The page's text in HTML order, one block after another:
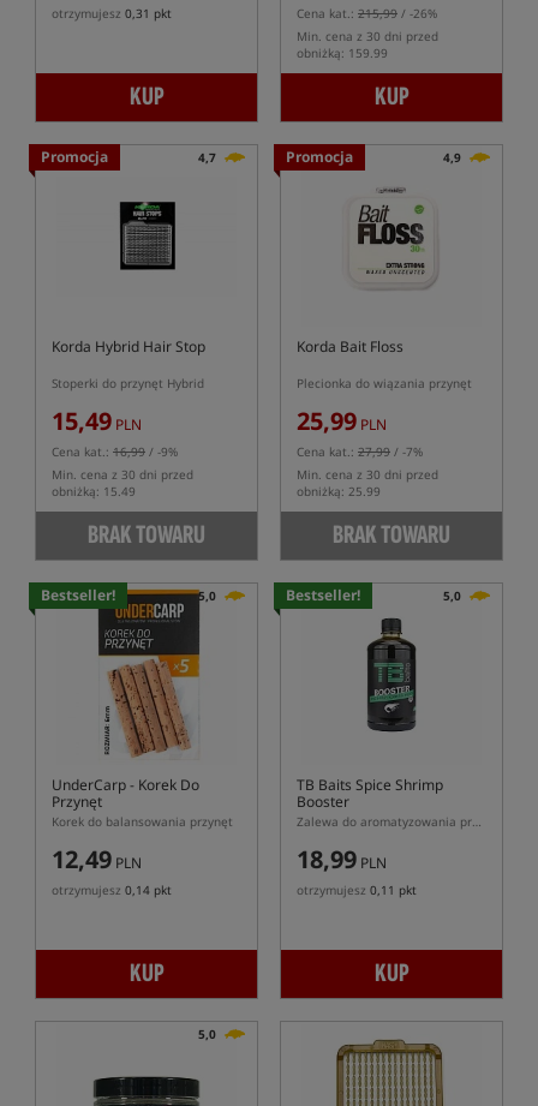
otrzymujesz 0,31 pkt
KUP
Cena kat.: 215,99 / -26%
Min. cena z 30 dni przed
obniżką: 159.99
KUP
Promocja 4,7
Korda Hybrid Hair Stop
Stoperki do przynęt Hybrid
15,49 PLN
Cena kat.: 16,99 / -9%
Min. cena z 30 dni przed
obniżką: 15.49
BRAK TOWARU
Promocja 4,9
Korda Bait Floss
Plecionka do wiązania przynęt
25,99 PLN
Cena kat.: 27,99 / -7%
Min. cena z 30 dni przed
obniżką: 25.99
BRAK TOWARU
Bestseller! 5,0
UnderCarp- Korek Do
Przynęt
Korek do balansowania przynęt
12,49 PLN
otrzymujesz 0,14 pkt
KUP
Bestseller! 5,0
TB Baits Spice Shrimp
Booster
Zalewa do aromatyzowania przynęt i zanęt o zapachu Shrimp Booster
18,99 PLN
otrzymujesz 0,11 pkt
KUP
5,0